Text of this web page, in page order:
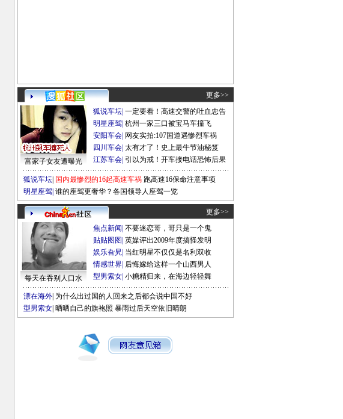
更多>>
富家子女友遭曝光
狐说车坛 一定要看！高速交警的吐血忠告
明星座驾 杭州一家三口被宝马车撞飞
安阳车会 网友实拍:107国道遇惨烈车祸
四川车会 太有才了！史上最牛节油秘笈
江苏车会 引以为戒！开车接电话恐怖后果
狐说车坛 国内最惨烈的16起高速车祸 跑高速16保命注意事项
明星座驾 谁的座驾更奢华？各国领导人座驾一览
更多>>
每天在吞别人口水
焦点新闻 不要迷恋哥，哥只是一个鬼
贴贴图图 英媒评出2009年度搞怪发明
娱乐旮旯 当红明星不仅仅是名利双收
情感世界 后悔嫁给这样一个山西男人
型男索女 小糖精归来，在海边轻轻舞
漂在海外 为什么出过国的人回来之后都会说中国不好
型男索女 晒晒自己的旗袍照 暴雨过后天空依旧晴朗